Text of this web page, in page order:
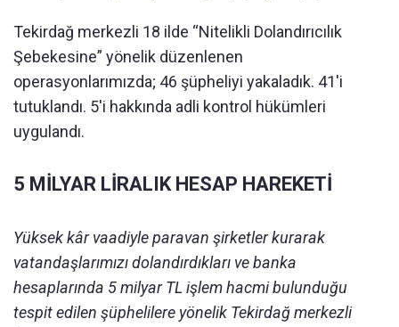
Tekirdağ merkezli 18 ilde “Nitelikli Dolandırıcılık
Şebekesine” yönelik düzenlenen
operasyonlarımızda; 46 şüpheliyi yakaladık. 41'i
tutuklandı. 5'i hakkında adli kontrol hükümleri
uygulandı.
5 MİLYAR LİRALIK HESAP HAREKETİ
Yüksek kâr vaadiyle paravan şirketler kurarak
vatandaşlarımızı dolandırdıkları ve banka
hesaplarında 5 milyar TL işlem hacmi bulunduğu
tespit edilen şüphelilere yönelik Tekirdağ merkezli